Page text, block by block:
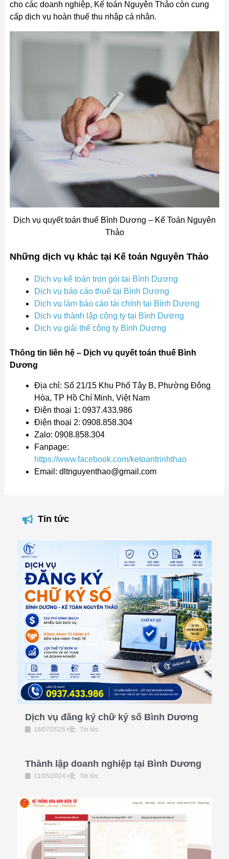
cho các doanh nghiệp, Kế toán Nguyên Thảo còn cung
cấp dịch vụ hoàn thuế thu nhập cá nhân.
Dịch vụ quyết toán thuế Bình Dương – Kế Toán Nguyên
Thảo
Những dịch vụ khác tại Kế toán Nguyên Thảo
Dịch vụ kế toán trọn gói tại Bình Dương
Dịch vụ báo cáo thuế tại Bình Dương
Dịch vụ làm báo cáo tài chính tại Bình Dương
Dịch vụ thành lập công ty tại Bình Dương
Dịch vụ giải thể công ty Bình Dương
Thông tin liên hệ – Dịch vụ quyết toán thuế Bình
Dương
Địa chỉ: Số 21/15 Khu Phố Tây B, Phường Đông
Hòa, TP Hồ Chí Minh, Việt Nam
Điện thoại 1: 0937.433.986
Điện thoại 2: 0908.858.304
Zalo: 0908.858.304
Fanpage:
https://www.facebook.com/ketoantrinhthao
Email: dltnguyenthao@gmail.com
Tin tức
Dịch vụ đăng ký chữ ký số Bình Dương
18/07/2026 • Tin tức
Thành lập doanh nghiệp tại Bình Dương
11/05/2024 • Tin tức